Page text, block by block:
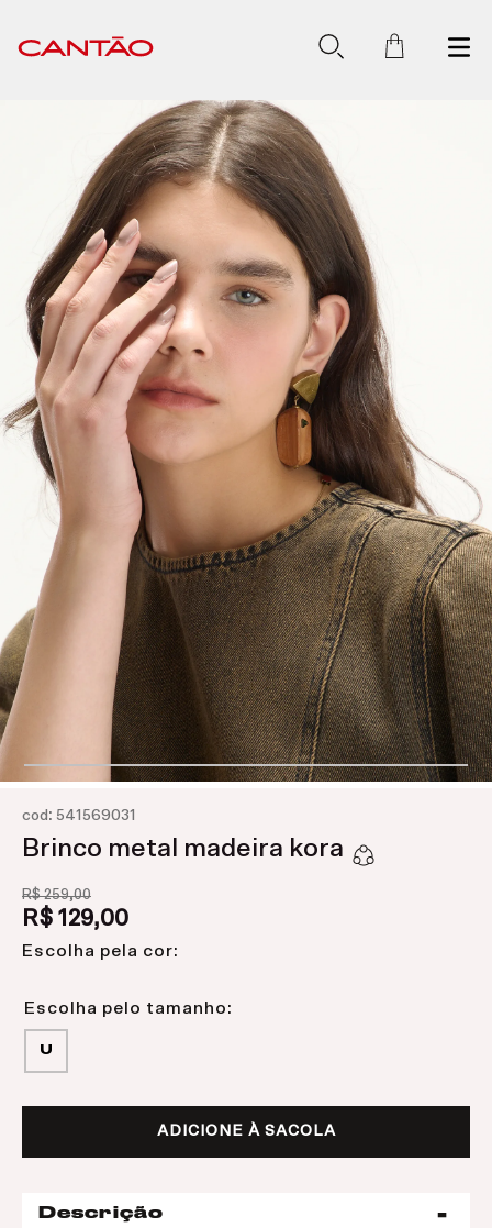
cod : 541569031
Brinco metal madeira kora
R$ 259,00
R$ 129,00
Escolha pela cor:
U
ADICIONE À SACOLA
Descrição